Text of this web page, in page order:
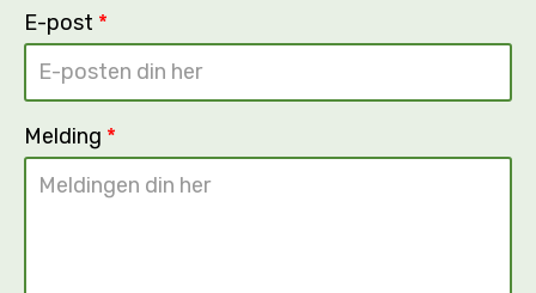
E-post *
Melding *